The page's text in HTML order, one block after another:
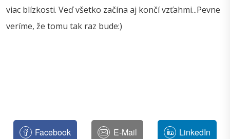
viac blízkosti. Veď všetko začína aj končí vzťahmi...Pevne
veríme, že tomu tak raz bude:)
Facebook E-Mail LinkedIn